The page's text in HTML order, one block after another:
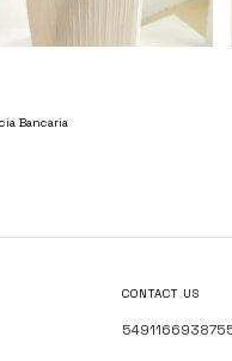
Bancaria
CONTACT US